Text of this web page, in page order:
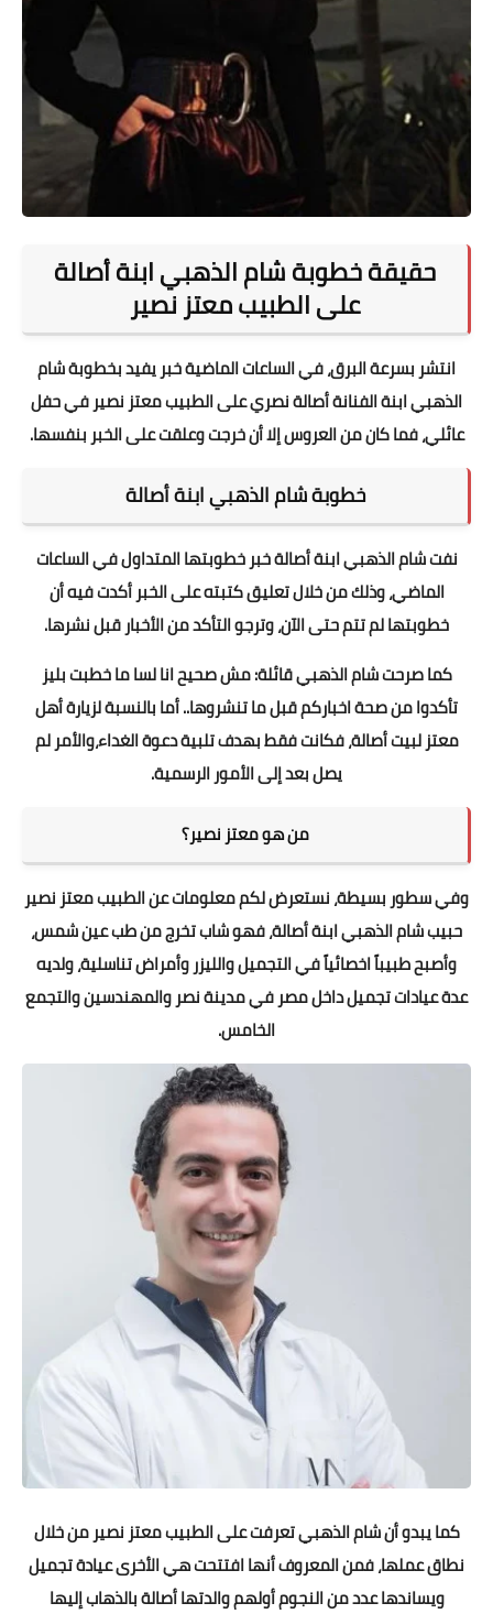
حقيقة خطوبة شام الذهبي ابنة أصالة
على الطبيب معتز نصير
انتشر بسرعة البرق، في الساعات الماضية خبر يفيد بخطوبة شام
الذهبي ابنة الفنانة أصالة نصري على الطبيب معتز نصير في حفل
عائلي، فما كان من العروس إلا أن خرجت وعلقت على الخبر بنفسها.
خطوبة شام الذهبي ابنة أصالة
نفت شام الذهبي ابنة أصالة خبر خطوبتها المتداول في الساعات
الماضي، وذلك من خلال تعليق كتبته على الخبر أكدت فيه أن
خطوبتها لم تتم حتى الآن، وترجو التأكد من الأخبار قبل نشرها.
كما صرحت شام الذهبي قائلة: مش صحيح انا لسا ما خطبت بليز
تأكدوا من صحة اخباركم قبل ما تنشروها.. أما بالنسبة لزيارة أهل
معتز لبيت أصالة، فكانت فقط بهدف تلبية دعوة الغداء،والأمر لم
يصل بعد إلى الأمور الرسمية.
من هو معتز نصير؟
وفي سطور بسيطة، نستعرض لكم معلومات عن الطبيب معتز نصير
حبيب شام الذهبي ابنة أصالة، فهو شاب تخرج من طب عين شمس،
وأصبح طبيباً اخصائياً في التجميل والليزر وأمراض تناسلية، ولديه
عدة عيادات تجميل داخل مصر في مدينة نصر والمهندسين والتجمع
الخامس.
كما يبدو أن شام الذهبي تعرفت على الطبيب معتز نصير من خلال
نطاق عملها، فمن المعروف أنها افتتحت هي الأخرى عيادة تجميل
ويساندها عدد من النجوم أولهم والدتها أصالة بالذهاب إليها